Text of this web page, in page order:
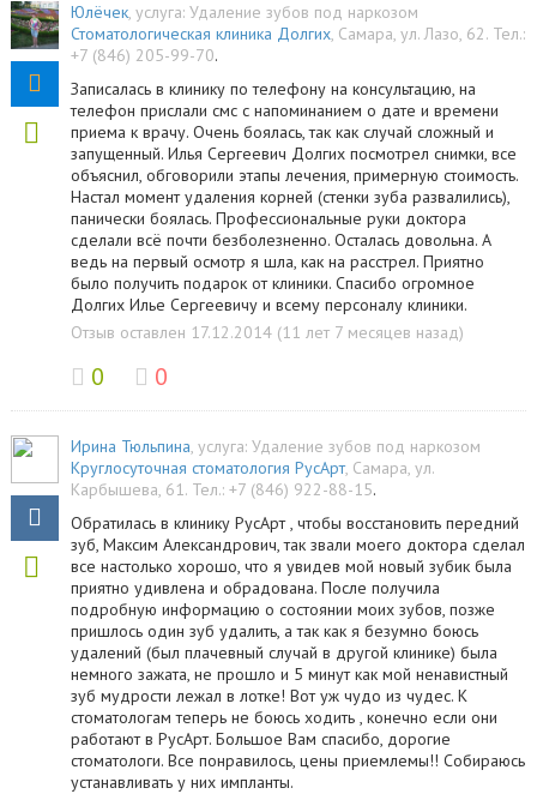
Юлёчек, услуга: Удаление зубов под наркозом
Стоматологическая клиника Долгих, Самара, ул. Лазо, 62. Тел.:
+7 (846) 205-99-70.
Записалась в клинику по телефону на консультацию, на
телефон прислали смс с напоминанием о дате и времени
приема к врачу. Очень боялась, так как случай сложный и
запущенный. Илья Сергеевич Долгих посмотрел снимки, все
объяснил, обговорили этапы лечения, примерную стоимость.
Настал момент удаления корней (стенки зуба развалились),
панически боялась. Профессиональные руки доктора
сделали всё почти безболезненно. Осталась довольна. А
ведь на первый осмотр я шла, как на расстрел. Приятно
было получить подарок от клиники. Спасибо огромное
Долгих Илье Сергеевичу и всему персоналу клиники.
Отзыв оставлен 17.12.2014 (11 лет 7 месяцев назад)
0 0
Ирина Тюльпина, услуга: Удаление зубов под наркозом
Круглосуточная стоматология РусАрт, Самара, ул.
Карбышева, 61. Тел.: +7 (846) 922-88-15.
Обратилась в клинику РусАрт , чтобы восстановить передний
зуб, Максим Александрович, так звали моего доктора сделал
все настолько хорошо, что я увидев мой новый зубик была
приятно удивлена и обрадована. После получила
подробную информацию о состоянии моих зубов, позже
пришлось один зуб удалить, а так как я безумно боюсь
удалений (был плачевный случай в другой клинике) была
немного зажата, не прошло и 5 минут как мой ненавистный
зуб мудрости лежал в лотке! Вот уж чудо из чудес. К
стоматологам теперь не боюсь ходить , конечно если они
работают в РусАрт. Большое Вам спасибо, дорогие
стоматологи. Все понравилось, цены приемлемы!! Собираюсь
устанавливать у них импланты.